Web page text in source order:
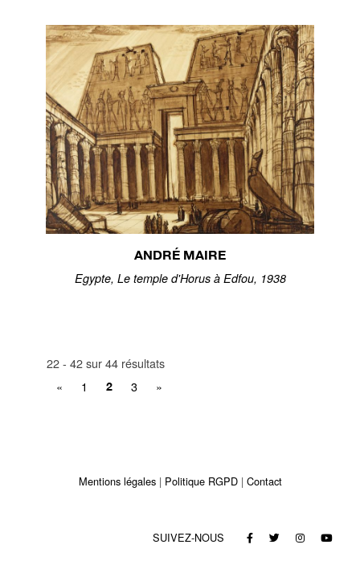
ANDRÉ MAIRE
Egypte, Le temple d'Horus à Edfou, 1938
22 - 42 sur 44 résultats
«
1 2 3 »
Mentions légales Politique RGPD Contact
SUIVEZ-NOUS